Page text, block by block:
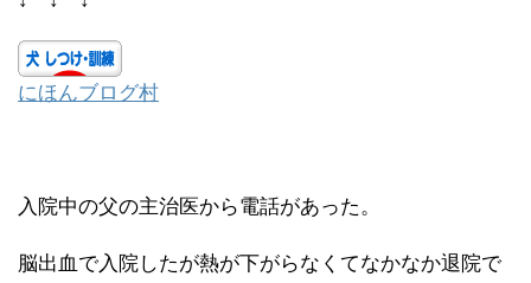
にほんブログ村
入院中の父の主治医から電話があった。
脳出血で入院したが熱が下がらなくてなかなか退院で